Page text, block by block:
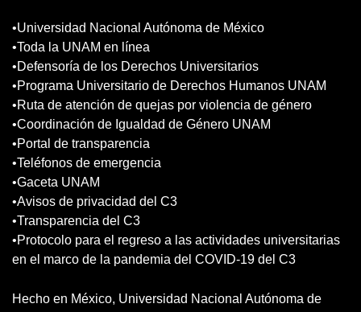
•Universidad Nacional Autónoma de México
•Toda la UNAM en línea
•Defensoría de los Derechos Universitarios
•Programa Universitario de Derechos Humanos UNAM
•Ruta de atención de quejas por violencia de género
•Coordinación de Igualdad de Género UNAM
•Portal de transparencia
•Teléfonos de emergencia
•Gaceta UNAM
•Avisos de privacidad del C3
•Transparencia del C3
•Protocolo para el regreso a las actividades universitarias
en el marco de la pandemia del COVID-19 del C3
Hecho en México, Universidad Nacional Autónoma de